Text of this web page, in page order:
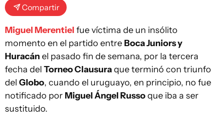
Compartir
Miguel Merentiel fue víctima de un insólito
momento en el partido entre Boca Juniors y
Huracánel pasado fin de semana, por la tercera
fecha del Torneo Clausuraque terminó con triunfo
del Globo, cuando el uruguayo, en principio, no fue
notificado por Miguel Ángel Russoque iba a ser
sustituido.